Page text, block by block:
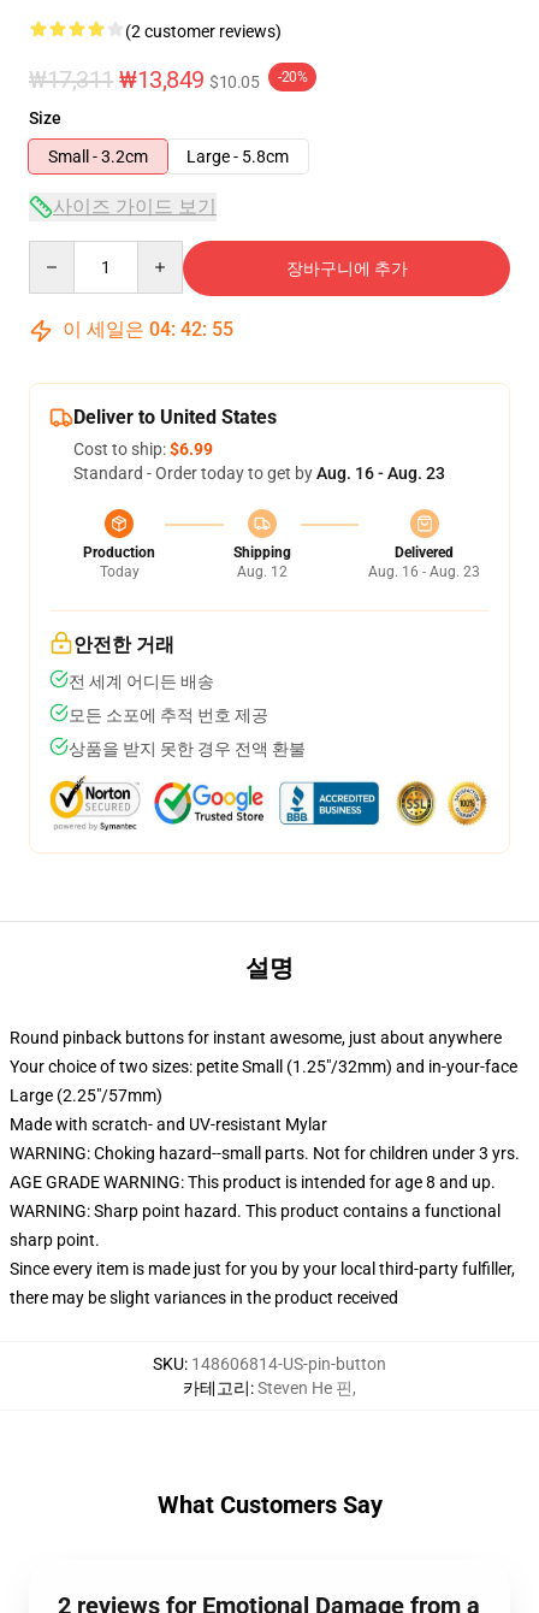
(2 customer reviews)
₩17,311 ₩13,849 $10.05 -20%
Size
Small - 3.2cm
Large - 5.8cm
사이즈 가이드 보기
장바구니에 추가
이 세일은 04: 42: 55
Deliver to United States
Cost to ship:$6.99
Standard - Order today to get byAug. 16 - Aug. 23
Production
Today
Shipping
Aug. 12
Delivered
Aug. 16 - Aug. 23
안전한 거래
전 세계 어디든 배송
모든 소포에 추적 번호 제공
상품을 받지 못한 경우 전액 환불
설명
Round pinback buttons for instant awesome, just about anywhere
Your choice of two sizes: petite Small (1.25"/32mm) and in-your-face
Large (2.25"/57mm)
Made with scratch- and UV-resistant Mylar
WARNING: Choking hazard--small parts. Not for children under 3 yrs.
AGE GRADE WARNING: This product is intended for age 8 and up.
WARNING: Sharp point hazard. This product contains a functional
sharp point.
Since every item is made just for you by your local third-party fulfiller,
there may be slight variances in the product received
SKU: 148606814-US-pin-button
카테고리:Steven He 핀,
What Customers Say
2 reviews for Emotional Damage from a